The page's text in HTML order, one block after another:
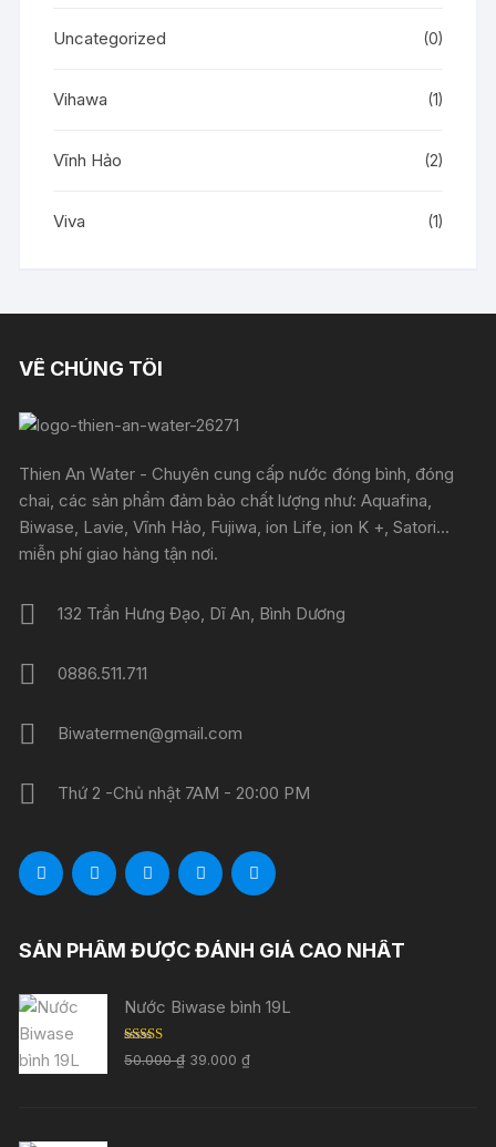
Uncategorized (0)
Vihawa (1)
Vĩnh Hảo (2)
Viva (1)
VỀ CHÚNG TÔI
Thien An Water - Chuyên cung cấp nước đóng bình, đóng
chai, các sản phẩm đảm bảo chất lượng như: Aquafina,
Biwase, Lavie, Vĩnh Hảo, Fujiwa, ion Life, ion K +, Satori...
miễn phí giao hàng tận nơi.
132 Trần Hưng Đạo, Dĩ An, Bình Dương
0886.511.711
Biwatermen@gmail.com
Thứ 2 -Chủ nhật 7AM - 20:00 PM
SẢN PHẨM ĐƯỢC ĐÁNH GIÁ CAO NHẤT
Nước Biwase bình 19L
Được xếp
hạng5.00 5
50.000₫ Giá
39.000₫Giá